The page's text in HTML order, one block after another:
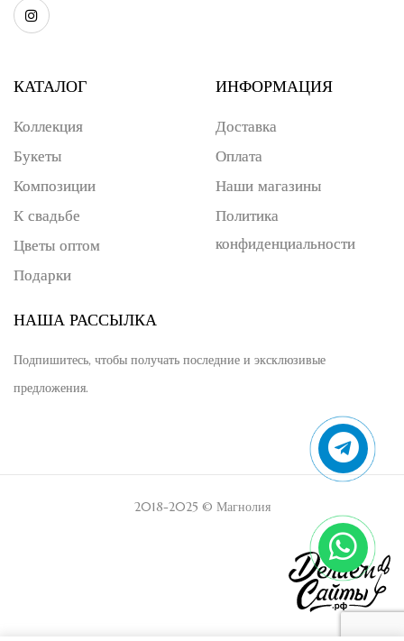
КАТАЛОГ
Коллекция
Букеты
Композиции
К свадьбе
Цветы оптом
Подарки
ИНФОРМАЦИЯ
Доставка
Оплата
Наши магазины
Политика
конфиденциальности
НАША РАССЫЛКА
Подпишитесь, чтобы получать последние и эксклюзивые
предложения.
2018-2025 © Магнолия